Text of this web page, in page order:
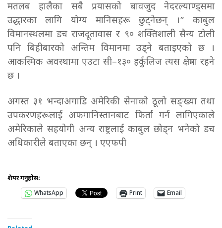
मतलब हालैका सबै प्रयासको बावजुद नेदरल्याण्ड्समा
उद्धारका लागि योग्य मानिसहरू छुट्नेछन् ।” काबुल
विमानस्थलमा डच राजदूतावास र ९० शक्तिशाली सैन्य टोली
पनि बिहीबारको अन्तिम विमानमा उड्ने बताइएको छ ।
आकस्मिक अवस्थामा एउटा सी–१३० हर्कुलिज त्यस क्षेत्रमा रहने
छ ।
अगस्त ३१ भन्दाअगाडि अमेरिकी सेनाको ठूलो सङ्ख्या तथा
उपकरणहरूलाई अफगानिस्तानबाट फिर्ता गर्न लागिएकाले
अमेरिकाले सहयोगी अन्य राष्ट्रलाई काबुल छोड्न भनेको डच
अधिकारीले बताएका छन् । एएफपी
शेयर गर्नुहोस:
WhatsApp
Print Email